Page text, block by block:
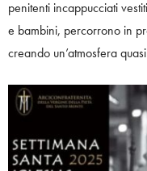
penitenti incappucciati
e bambini, percorrono in
creando un’atmosfera